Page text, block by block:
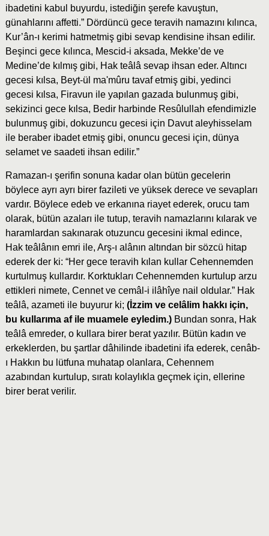
ibadetini kabul buyurdu, istediğin şerefe kavuştun,
günahlarını affetti.” Dördüncü gece teravih namazını kılınca,
Kur’ân-ı kerimi hatmetmiş gibi sevap kendisine ihsan edilir.
Beşinci gece kılınca, Mescid-i aksada, Mekke’de ve
Medine’de kılmış gibi, Hak teâlâ sevap ihsan eder. Altıncı
gecesi kılsa, Beyt-ül ma'mûru tavaf etmiş gibi, yedinci
gecesi kılsa, Firavun ile yapılan gazada bulunmuş gibi,
sekizinci gece kılsa, Bedir harbinde Resûlullah efendimizle
bulunmuş gibi, dokuzuncu gecesi için Davut aleyhisselam
ile beraber ibadet etmiş gibi, onuncu gecesi için, dünya
selamet ve saadeti ihsan edilir.”
Ramazan-ı şerifin sonuna kadar olan bütün gecelerin
böylece ayrı ayrı birer fazileti ve yüksek derece ve sevapları
vardır. Böylece edeb ve erkanına riayet ederek, orucu tam
olarak, bütün azaları ile tutup, teravih namazlarını kılarak ve
haramlardan sakınarak otuzuncu gecesini ikmal edince,
Hak teâlânın emri ile, Arş-ı alânın altından bir sözcü hitap
ederek der ki: “Her gece teravih kılan kullar Cehennemden
kurtulmuş kullardır. Korktukları Cehennemden kurtulup arzu
ettikleri nimete, Cennet ve cemâl-i ilâhîye nail oldular.” Hak
teâlâ, azameti ile buyurur ki; (İzzim ve celâlim hakkı için,
bu kullarıma af ile muamele eyledim.)Bundan sonra, Hak
teâlâ emreder, o kullara birer berat yazılır. Bütün kadın ve
erkeklerden, bu şartlar dâhilinde ibadetini ifa ederek, cenâb-
ı Hakkın bu lütfuna muhatap olanlara, Cehennem
azabından kurtulup, sıratı kolaylıkla geçmek için, ellerine
birer berat verilir.